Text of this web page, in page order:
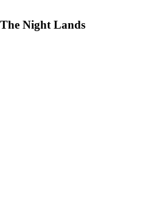
Night Lands